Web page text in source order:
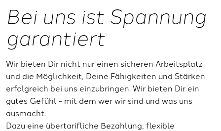
Bei uns ist Spannung
garantiert
Wir bieten Dir nicht nur einen sicheren Arbeitsplatz
und die Möglichkeit, Deine Fähigkeiten und Stärken
erfolgreich bei uns einzubringen. Wir bieten Dir ein
gutes Gefühl - mit dem wer wir sind und was uns
ausmacht.
Dazu eine übertarifliche Bezahlung, flexible